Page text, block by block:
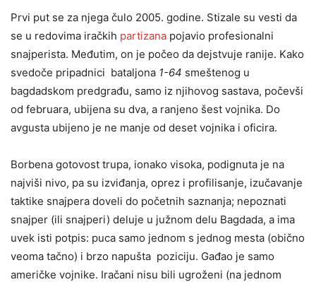
Prvi put se za njega čulo 2005. godine. Stizale su vesti da
se u redovima iračkih partizana pojavio profesionalni
snajperista. Međutim, on je počeo da dejstvuje ranije. Kako
svedoče pripadnici bataljona 1-64 smeštenog u
bagdadskom predgrađu, samo iz njihovog sastava, počevši
od februara, ubijena su dva, a ranjeno šest vojnika. Do
avgusta ubijeno je ne manje od deset vojnika i oficira.
Borbena gotovost trupa, ionako visoka, podignuta je na
najviši nivo, pa su izviđanja, oprez i profilisanje, izučavanje
taktike snajpera doveli do početnih saznanja; nepoznati
snajper (ili snajperi) deluje u južnom delu Bagdada, a ima
uvek isti potpis: puca samo jednom s jednog mesta (obično
veoma tačno) i brzo napušta poziciju. Gađao je samo
američke vojnike. Iračani nisu bili ugroženi (na jednom